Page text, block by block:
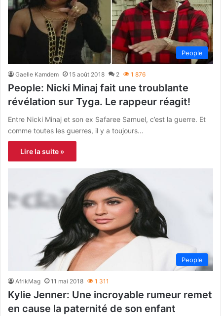
People
Gaelle Kamdem 15 août 2018 2 1 876
People: Nicki Minaj fait une troublante
révélation sur Tyga. Le rappeur réagit!
Entre Nicki Minaj et son ex Safaree Samuel, c’est la guerre. Et
comme toutes les guerres, il y a toujours…
Lire la suite »
People
AfrikMag 11 mai 2018 1 311
Kylie Jenner: Une incroyable rumeur remet
en cause la paternité de son enfant